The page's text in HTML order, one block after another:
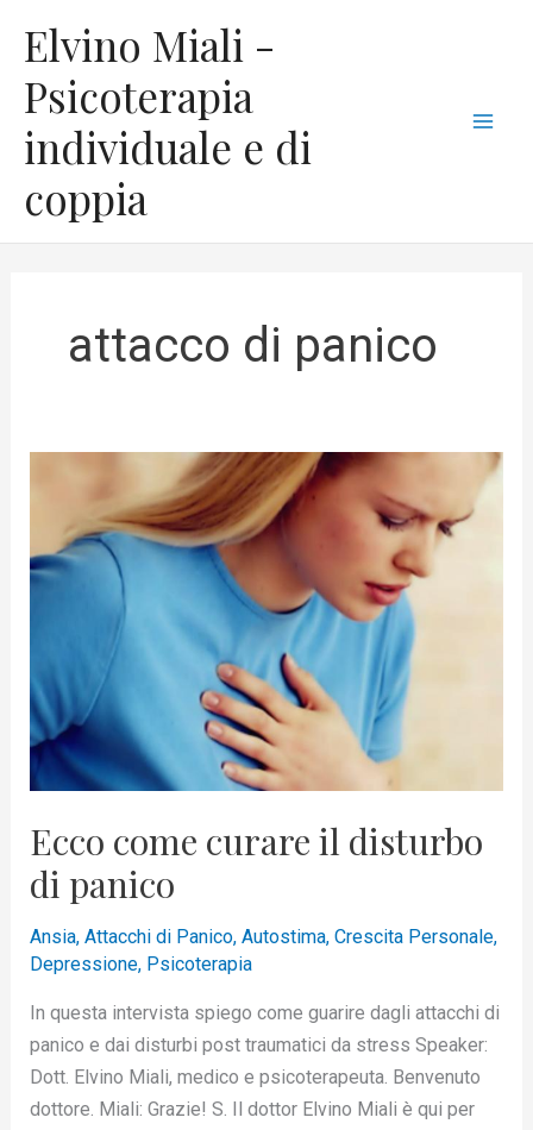
contenuto
Elvino Miali -
Psicoterapia
individuale e di
coppia
attacco di panico
Ecco come curare il disturbo
di panico
Ansia, Attacchi di Panico, Autostima, Crescita Personale,
Depressione, Psicoterapia
In questa intervista spiego come guarire dagli attacchi di
panico e dai disturbi post traumatici da stress Speaker:
Dott. Elvino Miali, medico e psicoterapeuta. Benvenuto
dottore. Miali: Grazie! S. Il dottor Elvino Miali è qui per
curare
il
a
t
e
g
o
r